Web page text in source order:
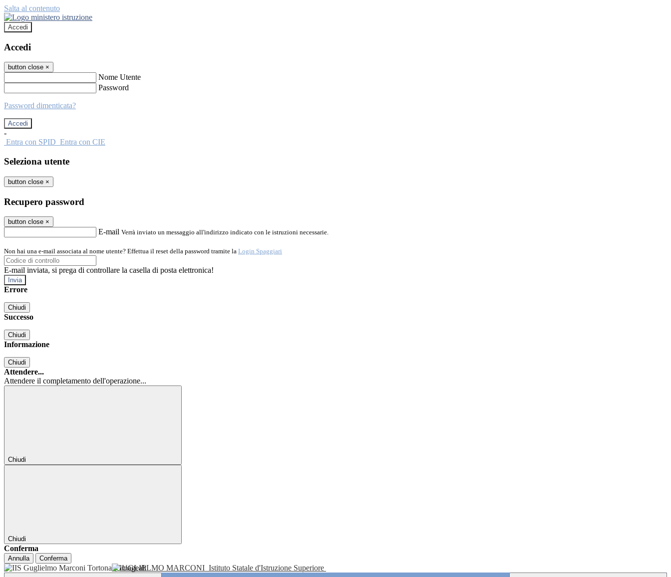
Salta al contenuto
Accedi
Accedi
button close ×
Nome Utente
Password
Password dimenticata?
-
Entra con SPID Entra con CIE
Seleziona utente
button close ×
Recupero password
button close ×
E-mail Verrà inviato un messaggio all'indirizzo indicato con le istruzioni necessarie.
Non hai una e-mail associata al nome utente? Effettua il reset della password tramite la Login Spaggiari
E-mail inviata, si prega di controllare la casella di posta elettronica!
Errore
Chiudi
Successo
Chiudi
Informazione
Chiudi
Attendere...
Attendere il completamento dell'operazione...
Chiudi
Chiudi
Conferma
Annulla Conferma
GUGLIELMO MARCONI Istituto Statale d'Istruzione Superiore